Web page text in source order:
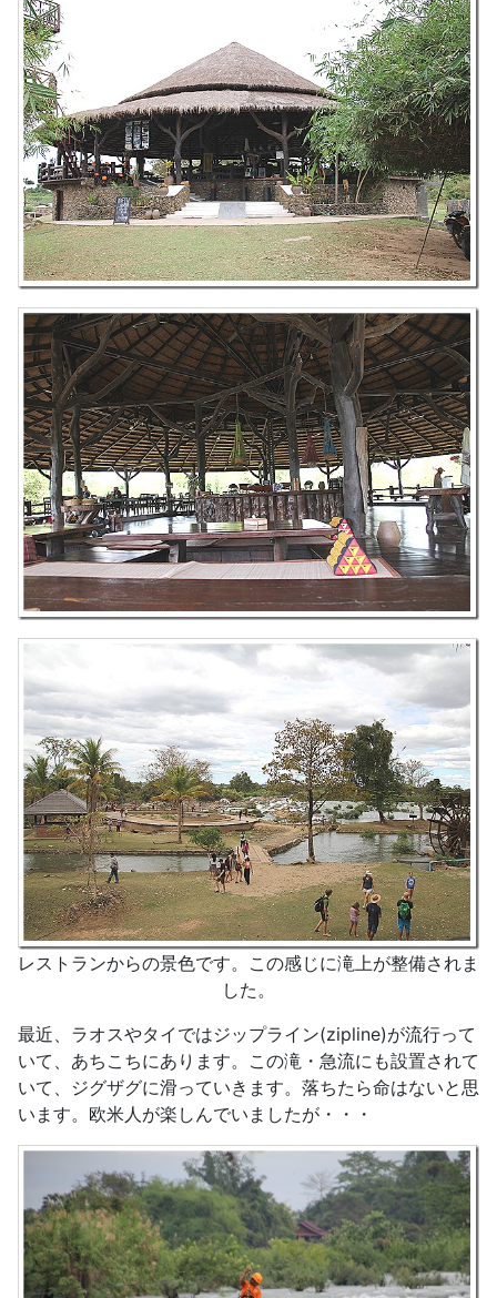
レストランからの景色です。この感じに滝上が整備されま
した。
最近、ラオスやタイではジップライン(zipline)が流行って
いて、あちこちにあります。この滝・急流にも設置されて
いて、ジグザグに滑っていきます。落ちたら命はないと思
います。欧米人が楽しんでいましたが・・・